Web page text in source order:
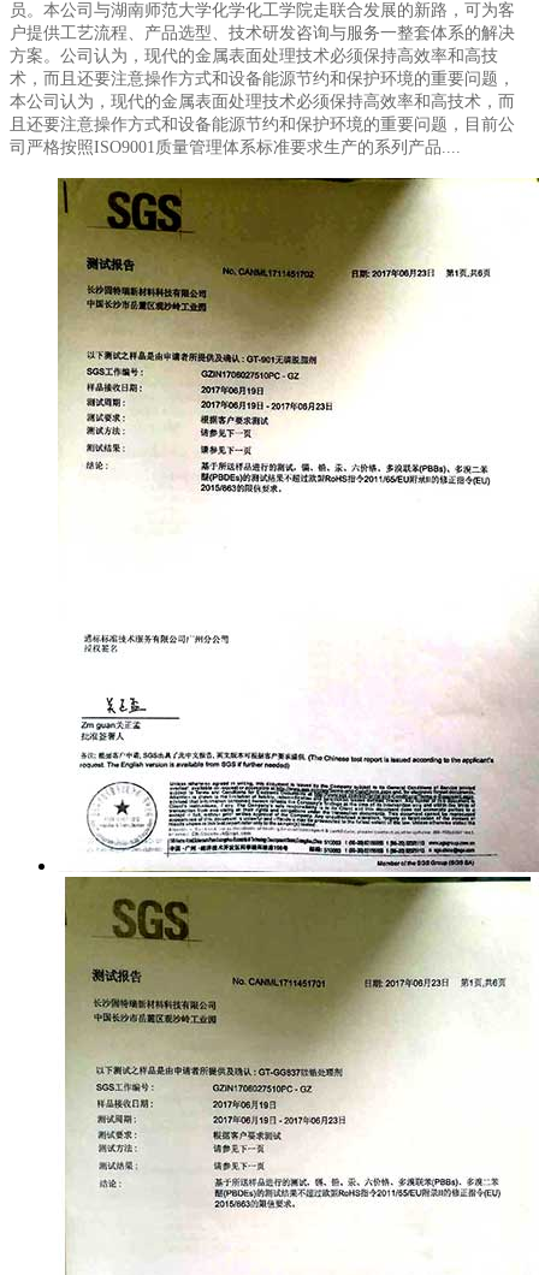
员。本公司与湖南师范大学化学化工学院走联合发展的新路，可为客
户提供工艺流程、产品选型、技术研发咨询与服务一整套体系的解决
方案。公司认为，现代的金属表面处理技术必须保持高效率和高技
术，而且还要注意操作方式和设备能源节约和保护环境的重要问题，
本公司认为，现代的金属表面处理技术必须保持高效率和高技术，而
且还要注意操作方式和设备能源节约和保护环境的重要问题，目前公
司严格按照ISO9001质量管理体系标准要求生产的系列产品....